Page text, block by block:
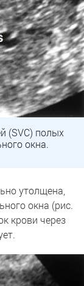
(SVC) полых
окна.
утолщена,
окна (рис.
крови через